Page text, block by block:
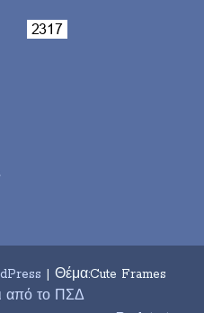
| Θέμα:Cute Frames
από το ΠΣΔ